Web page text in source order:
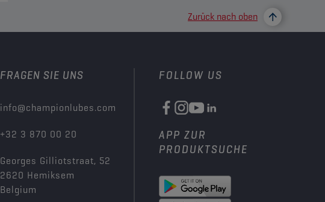
Zurück nach oben
FRAGEN SIE UNS
info@championlubes.com
+32 3 870 00 20
Georges Gilliotstraat, 52
2620 Hemiksem
Belgium
FOLLOW US
APP ZUR
PRODUKTSUCHE